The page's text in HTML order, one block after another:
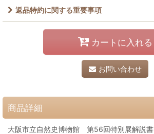
返品特約に関する重要事項
カートに入れる
お問い合わせ
商品詳細
大阪市立自然史博物館 第56回特別展解説書